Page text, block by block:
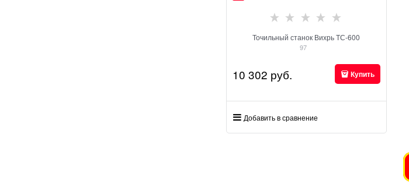
Точильный станок Вихрь ТС-600
97
10 302 руб. Купить
Добавить в сравнение